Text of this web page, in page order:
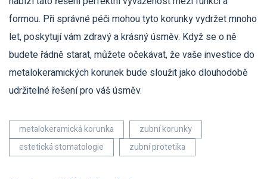
formou. Při správné péči mohou tyto korunky vydržet mnoho
let, poskytují vám zdravý a krásný úsměv. Když se o ně
budete řádně starat, můžete očekávat, že vaše investice do
metalokeramických korunek bude sloužit jako dlouhodobě
udržitelné řešení pro váš úsměv.
metalokeramická korunka
zubní korunky
estetická stomatologie
zubní protetika